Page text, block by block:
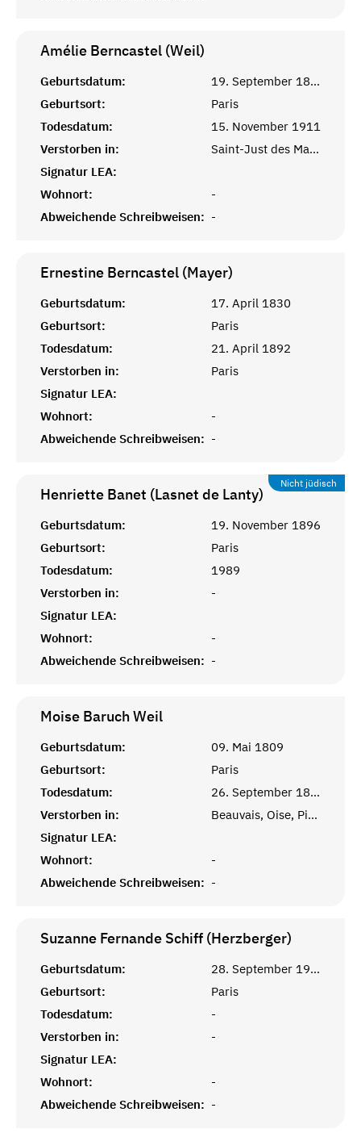
Amélie Berncastel (Weil)
Geburtsdatum:
19. September 1821
Geburtsort:
Paris
Todesdatum:
15. November 1911
Verstorben in:
Saint-Just des Marais, Oise, Picardie
Signatur LEA:
Wohnort:
-
Abweichende Schreibweisen: -
Ernestine Berncastel (Mayer)
Geburtsdatum:
17. April 1830
Geburtsort:
Paris
Todesdatum:
21. April 1892
Verstorben in:
Paris
Signatur LEA:
Wohnort:
-
Abweichende Schreibweisen: -
Nicht jüdisch
Henriette Banet (Lasnet de Lanty)
Geburtsdatum:
19. November 1896
Geburtsort:
Paris
Todesdatum:
1989
Verstorben in:
-
Signatur LEA:
Wohnort:
-
Abweichende Schreibweisen: -
Moise BaruchWeil
Geburtsdatum:
09. Mai 1809
Geburtsort:
Paris
Todesdatum:
26. September 1874
Verstorben in:
Beauvais, Oise, Picardie
Signatur LEA:
Wohnort:
-
Abweichende Schreibweisen: -
Suzanne Fernande Schiff (Herzberger)
Geburtsdatum:
28. September 1902
Geburtsort:
Paris
Todesdatum:
-
Verstorben in:
-
Signatur LEA:
Wohnort:
-
Abweichende Schreibweisen: -